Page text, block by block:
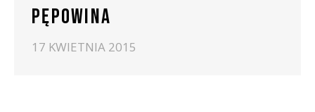
PĘPOWINA
17 KWIETNIA 2015